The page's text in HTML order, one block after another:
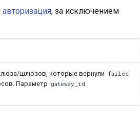
авторизация, за исключением
шлюзов, которые вернули failed
Параметр gateway_id